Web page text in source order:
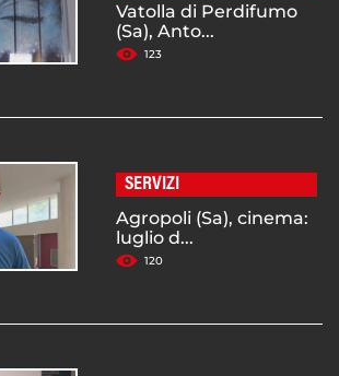
Vatolla di Perdifumo
(Sa), Anto...
123
SERVIZI
Agropoli (Sa), cinema:
luglio d...
120